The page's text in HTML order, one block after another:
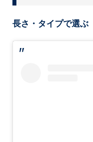
長さ・タイプで選ぶ